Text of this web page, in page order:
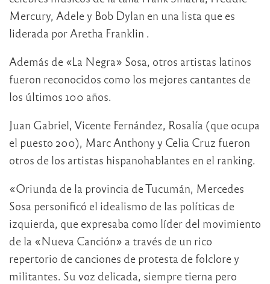
Mercury, Adele y Bob Dylan en una lista que es
liderada por Aretha Franklin .
Además de «La Negra» Sosa, otros artistas latinos
fueron reconocidos como los mejores cantantes de
los últimos 100 años.
Juan Gabriel, Vicente Fernández, Rosalía (que ocupa
el puesto 200), Marc Anthony y Celia Cruz fueron
otros de los artistas hispanohablantes en el ranking.
«Oriunda de la provincia de Tucumán, Mercedes
Sosa personificó el idealismo de las políticas de
izquierda, que expresaba como líder del movimiento
de la «Nueva Canción» a través de un rico
repertorio de canciones de protesta de folclore y
militantes. Su voz delicada, siempre tierna pero